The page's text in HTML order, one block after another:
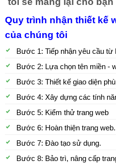
Quy trình nhận thiết kế
của chúng tôi
Bước 1: Tiếp nhận yêu cầu từ
Bước 2: Lựa chọn tên miền -
Bước 3: Thiết kế giao diện
Bước 4: Xây dựng các tính
Bước 5: Kiểm thử trang web
Bước 6: Hoàn thiện trang web.
Bước 7: Đào tạo sử dụng.
Bước 8: Bảo trì, nâng cấp